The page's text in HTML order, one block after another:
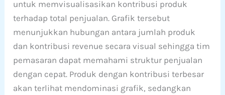
untuk memvisualisasikan kontribusi produk
terhadap total penjualan. Grafik tersebut
menunjukkan hubungan antara jumlah produk
dan kontribusi revenue secara visual sehingga tim
pemasaran dapat memahami struktur penjualan
dengan cepat. Produk dengan kontribusi terbesar
akan terlihat mendominasi grafik, sedangkan